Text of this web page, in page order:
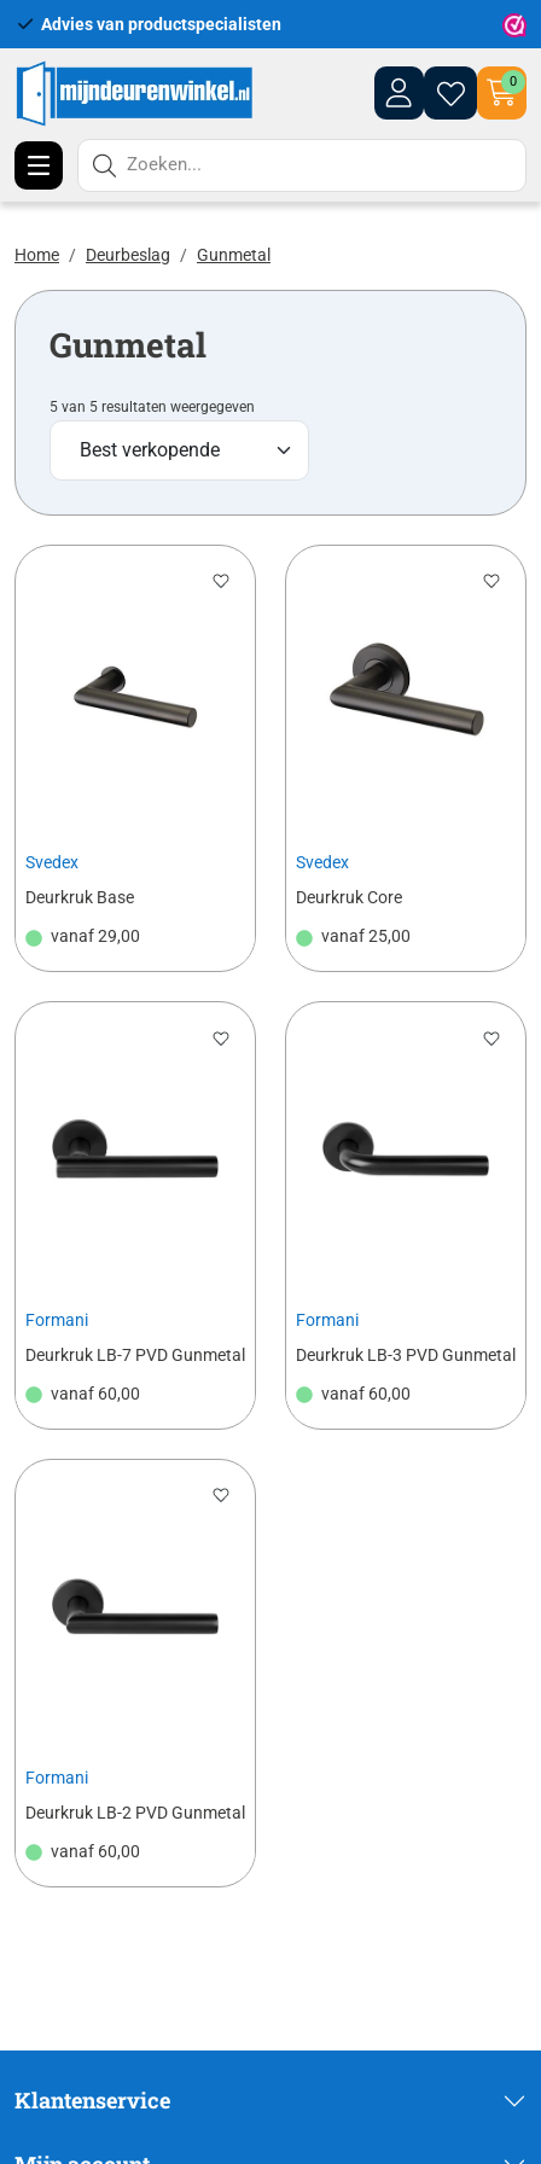
Advies van productspecialisten
0
Zoeken...
Home Deurbeslag Gunmetal
Gunmetal
5 van 5 resultaten weergegeven
Svedex
Deurkruk Base
vanaf29,00
Svedex
Deurkruk Core
vanaf25,00
Formani
Deurkruk LB-7 PVD Gunmetal
vanaf 60,00
Formani
Deurkruk LB-3 PVD Gunmetal
vanaf 60,00
Formani
Deurkruk LB-2 PVD Gunmetal
vanaf 60,00
Klantenservice